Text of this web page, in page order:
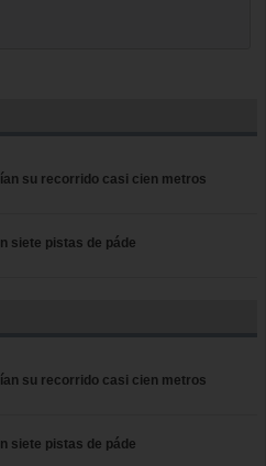
su recorrido casi cien metros
siete pistas de páde
su recorrido casi cien metros
siete pistas de páde